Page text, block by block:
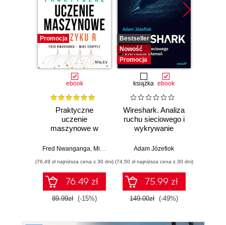
Promocja
ebook
Praktyczne
uczenie
maszynowe w
Fred Nwanganga, Mike Chapple
(76,49 zł najniższa cena z 30 dni)
76.49 zł
89.99zł (-15%)
Bestseller
Nowość
Promocja
książka ebook
Wireshark. Analiza
ruchu sieciowego i
wykrywanie
Adam Józefiok
(74,50 zł najniższa cena z 30 dni)
75.99 zł
149.00zł (-49%)